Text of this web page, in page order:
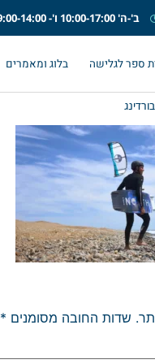
ב'-ה' 10:00-17:00 ו'- 09:00-14:00
ספר לגלישה בלוג ומאמרים
שדות החובה מסומנים *